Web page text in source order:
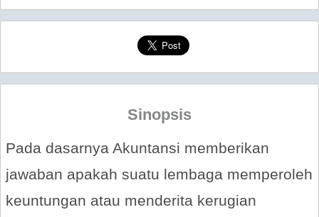
Sinopsis
Pada dasarnya Akuntansi memberikan
jawaban apakah suatu lembaga memperoleh
keuntungan atau menderita kerugian